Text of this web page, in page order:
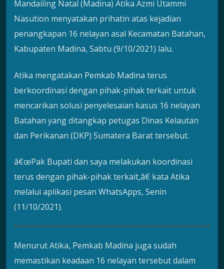
Mandailing Natal (Madina) Atika Azmi Utammi
Nasution menyatakan prihatin atas kejadian
penangkapan 16 nelayan asal Kecamatan Batahan,
Kabupaten Madina, Sabtu (9/10/2021) lalu.
Atika mengatakan Pemkab Madina terus
berkoordinasi dengan pihak-pihak terkait untuk
mencarikan solusi penyelesaian kasus 16 nelayan
Batahan yang ditangkap petugas Dinas Kelautan
dan Perikanan (DKP) Sumatera Barat tersebut.
â€œPak Bupati dan saya melakukan koordinasi
terus dengan pihak-pihak terkait,â€ kata Atika
melalui aplikasi pesan WhatsApps, Senin
(11/10/2021).
Menurut Atika, Pemkab Madina juga sudah
memastikan keadaan 16 nelayan tersebut dalam